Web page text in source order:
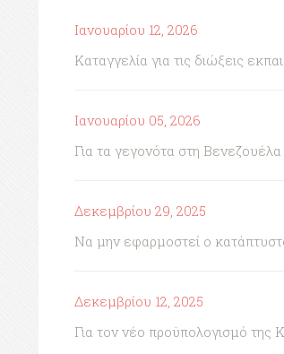
Ιανουαρίου 12, 2026
Καταγγελία για τις διώξεις
Ιανουαρίου 05, 2026
Για τα γεγονότα στη Βενεζουέλα
Δεκεμβρίου 29, 2025
Να μην εφαρμοστεί ο
Δεκεμβρίου 12, 2025
Για τον νέο προϋπολογισμό της